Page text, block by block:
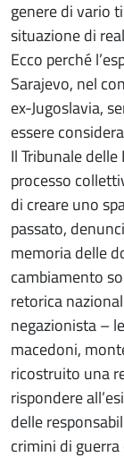
genere di vario
situazione di
Ecco perché
Sarajevo, nel
ex-Jugoslavia,
essere
Il Tribunale
processo
di creare uno
passato,
memoria delle
cambiamento
retorica
negazionista –
macedoni,
ricostruito una
rispondere
delle
crimini di